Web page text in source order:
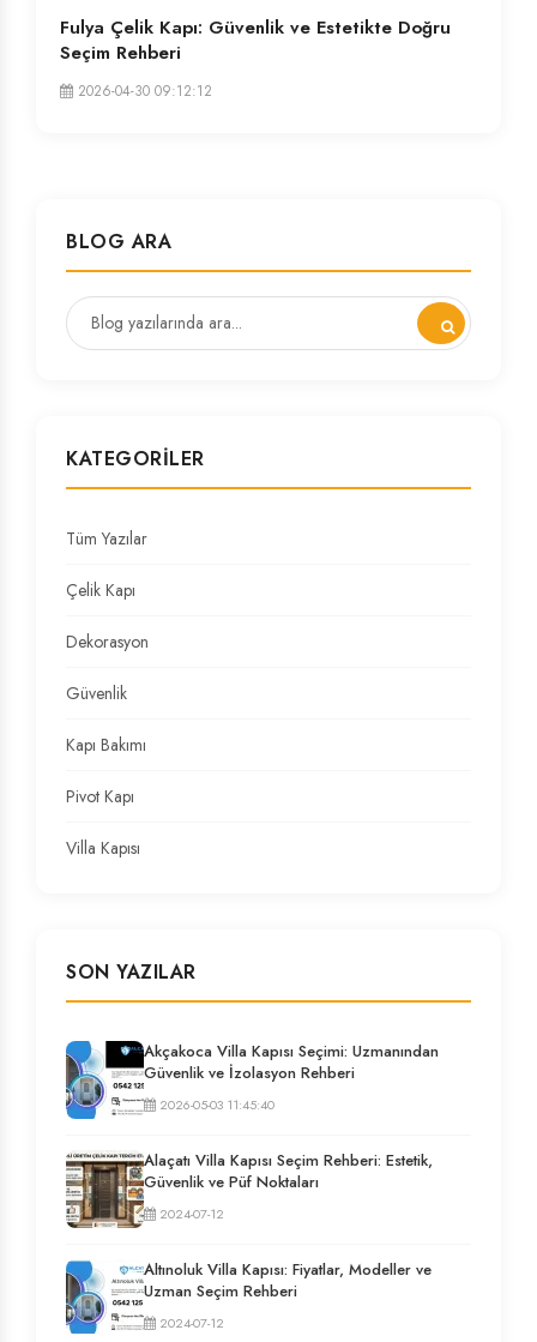
Fulya Çelik Kapı: Güvenlik ve Estetikte Doğru
Seçim Rehberi
2026-04-30 09:12:12
BLOG ARA
KATEGORILER
Tüm Yazılar
Çelik Kapı
Dekorasyon
Güvenlik
Kapı Bakımı
Pivot Kapı
Villa Kapısı
SON YAZILAR
Akçakoca Villa Kapısı Seçimi: Uzmanından
Güvenlik ve İzolasyon Rehberi
2026-05-03 11:45:40
Alaçatı Villa Kapısı Seçim Rehberi: Estetik,
Güvenlik ve Püf Noktaları
2024-07-12
Altınoluk Villa Kapısı: Fiyatlar, Modeller ve
Uzman Seçim Rehberi
2024-07-12